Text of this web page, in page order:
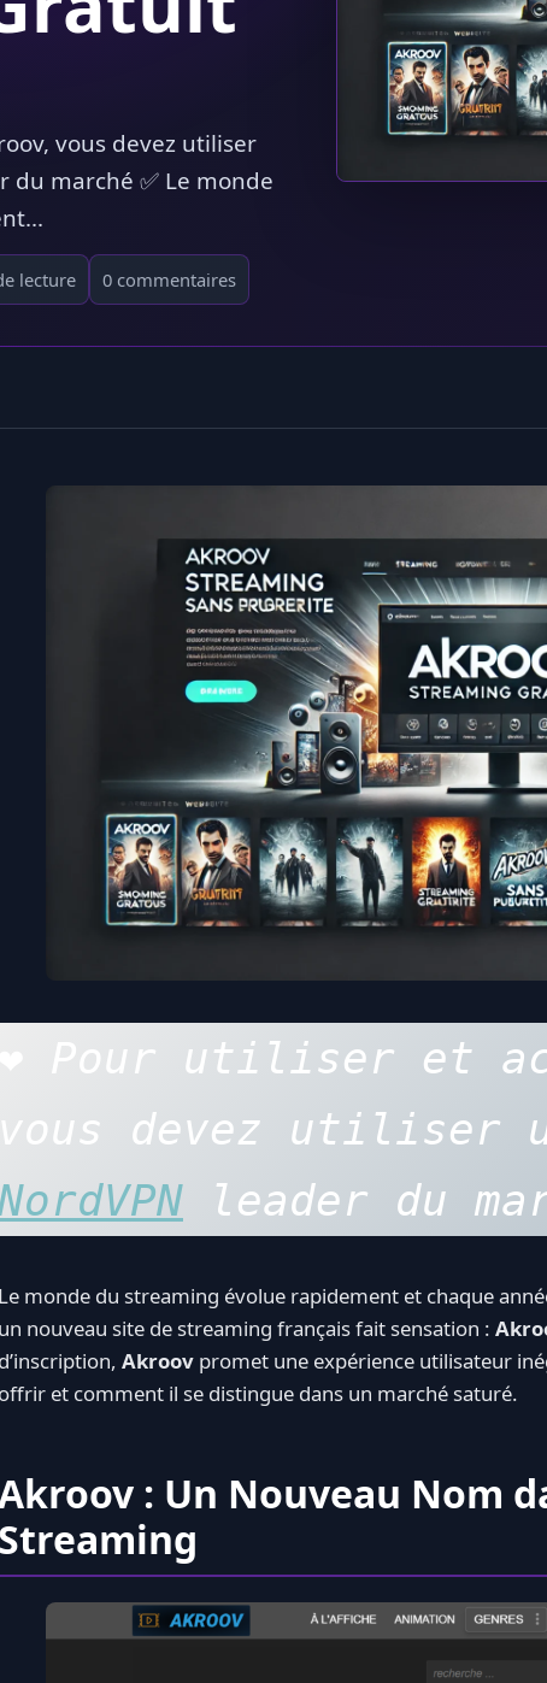
vous devez utiliser
du marché ✅ Le monde
lecture 0 commentaires
Pour utiliser et
leader du
Le monde du streaming évolue rapidement et chaque
un nouveau site de streaming français fait sensation :
d’inscription, Akroov promet une expérience utilisateur
offrir et comment il se distingue dans un marché saturé.
: Un Nouveau Nom
Streaming